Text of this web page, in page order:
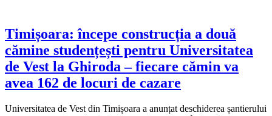
Timișoara: începe construcția a două
cămine studențești pentru Universitatea
de Vest la Ghiroda – fiecare cămin va
avea 162 de locuri de cazare
Universitatea de Vest din Timișoara a anunțat deschiderea șantierului